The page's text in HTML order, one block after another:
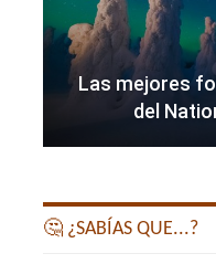
Las mejores
del
🤔 ¿SABÍAS QUE...?